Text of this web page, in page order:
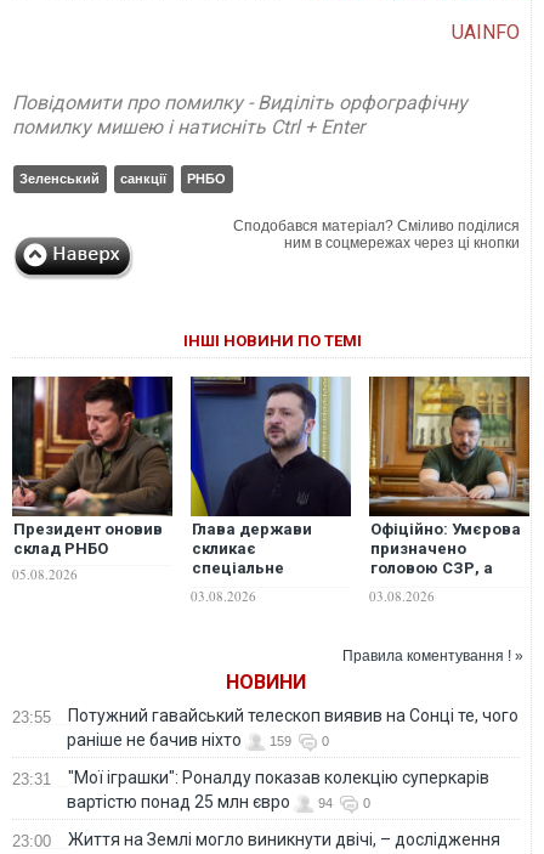
UAINFO
Повідомити про помилку - Виділіть орфографічну
помилку мишею і натисніть Ctrl + Enter
Зеленський санкції РНБО
Сподобався матеріал? Сміливо поділися
ним в соцмережах через ці кнопки
ІНШІ НОВИНИ ПО ТЕМІ
Президент оновив
склад РНБО
05.08.2026
Глава держави
скликає
спеціальне
перевірятимуть
03.08.2026
Офіційно: Умєрова
призначено
головою СЗР, а
секретарем РНБО
03.08.2026
Правила коментування ! »
НОВИНИ
23:55
Потужний гавайський телескоп виявив на Сонці те, чого
раніше не бачив ніхто
159 0
23:31
"Мої іграшки": Роналду показав колекцію суперкарів
вартістю понад 25 млн євро
94 0
23:00 Життя на Землі могло виникнути двічі, – дослідження